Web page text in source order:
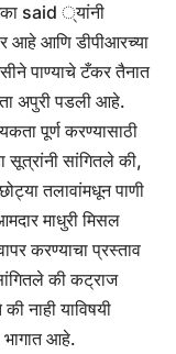
said ्यांनी
आहे आणि डीपीआरच्या
पाण्याचे टँकर तैनात
अपुरी पडली आहे.
पूर्ण करण्यासाठी
सूत्रांनी सांगितले की,
तलावांमधून पाणी
माधुरी मिसल
करण्याचा प्रस्ताव
की कट्राज
नाही याविषयी
भागात आहे.